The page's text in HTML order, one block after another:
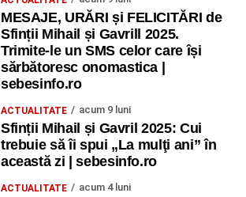
MESAJE, URĂRI și FELICITĂRI de
Sfinții Mihail și Gavrill 2025.
Trimite-le un SMS celor care își
sărbătoresc onomastica |
sebesinfo.ro
ACTUALITATE acum 9 luni
Sfinții Mihail și Gavril 2025: Cui
trebuie să îi spui „La mulţi ani” în
această zi | sebesinfo.ro
ACTUALITATE acum 4 luni